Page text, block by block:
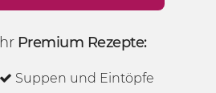
Premium Rezepte:
Suppen und Eintöpfe